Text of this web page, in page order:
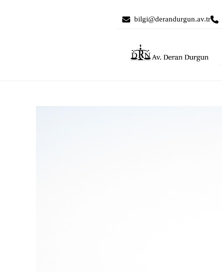
bilgi@derandurgun.av.tr